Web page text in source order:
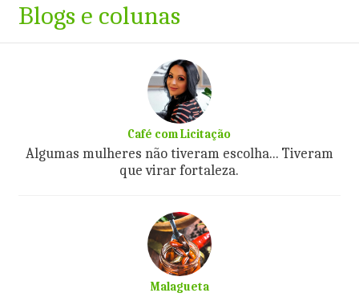
Blogs e colunas
Café com Licitação
Algumas mulheres não tiveram escolha... Tiveram
que virar fortaleza.
Malagueta